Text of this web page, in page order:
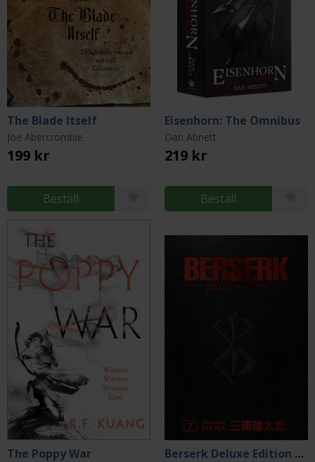
The Blade Itself
Joe Abercrombie
199 kr
Beställ
Eisenhorn: The Omnibus
Dan Abnett
219 kr
Beställ
The Poppy War Berserk Deluxe Edition Vol 7